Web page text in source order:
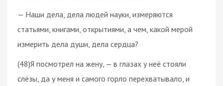
— Наши дела, дела людей науки, измеряются
статьями, книгами, открытиями, а чем, какой мерой
измерить дела души, дела сердца?
(48)Я посмотрел на жену, — в глазах у неё стояли
слёзы, да у меня и самого горло перехватывало, и